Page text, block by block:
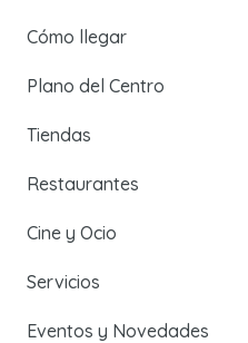
Cómo llegar
Plano del Centro
Tiendas
Restaurantes
Cine y Ocio
Servicios
Eventos y Novedades